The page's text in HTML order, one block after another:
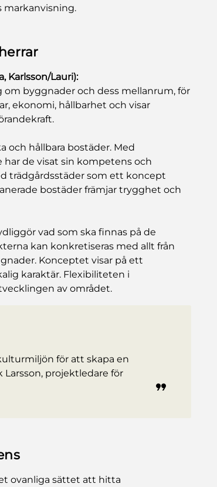
markanvisning.
Karlsson/Lauri):
byggnader och dess mellanrum, för
ekonomi, hållbarhet och visar
och hållbara bostäder. Med
de visat sin kompetens och
trädgårdsstäder som ett koncept
bostäder främjar trygghet och
vad som ska finnas på de
kan konkretiseras med allt från
Konceptet visar på ett
karaktär. Flexibiliteten i
av området.
för att skapa en
projektledare för
ovanliga sättet att hitta